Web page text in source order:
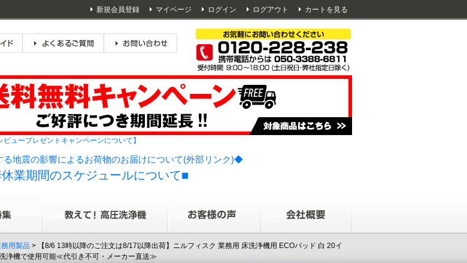
新規会員登録 マイページ ログイン ログアウト カートを見る
ビュープレゼントキャンペーンについて】
地震の影響によるお荷物のお届けについて(外部リンク)◆
業期間のスケジュールについて■
用製品 > 【8/6 13時以降のご注文は8/17以降出荷】ニルフィスク 業務用 床洗浄機用 ECOパッド 白 20イ
浄機で使用可能≪代引き不可・メーカー直送≫